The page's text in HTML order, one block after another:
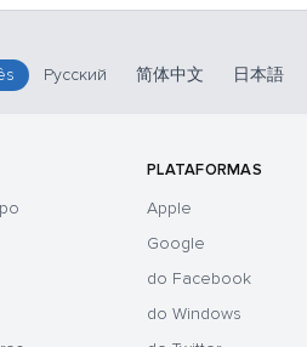
Русский 简体中文 日本語
PLATAFORMAS
Apple
Google
do Facebook
do Windows